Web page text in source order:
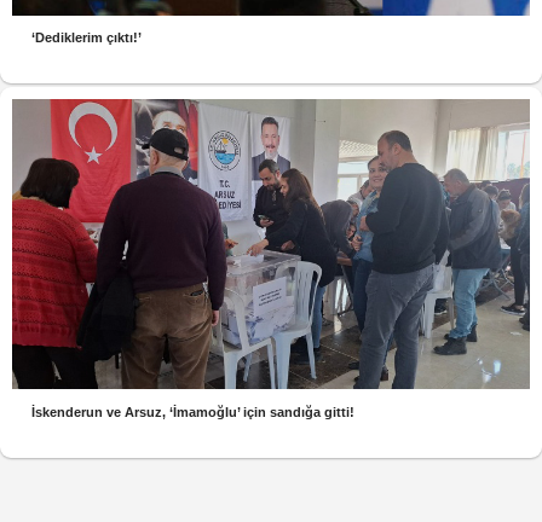
‘Dediklerim çıktı!’
İskenderun ve Arsuz, ‘İmamoğlu’ için sandığa gitti!